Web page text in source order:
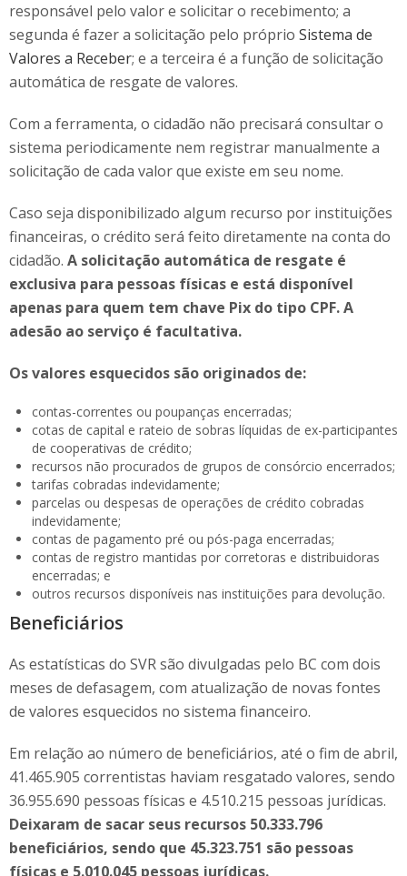
responsável pelo valor e solicitar o recebimento; a
segunda é fazer a solicitação pelo próprio Sistema de
Valores a Receber; e a terceira é a função de solicitação
automática de resgate de valores.
Com a ferramenta, o cidadão não precisará consultar o
sistema periodicamente nem registrar manualmente a
solicitação de cada valor que existe em seu nome.
Caso seja disponibilizado algum recurso por instituições
financeiras, o crédito será feito diretamente na conta do
cidadão. A solicitação automática de resgate é
exclusiva para pessoas físicas e está disponível
apenas para quem tem chave Pix do tipo CPF. A
adesão ao serviço é facultativa.
Os valores esquecidos são originados de:
contas-correntes ou poupanças encerradas;
cotas de capital e rateio de sobras líquidas de ex-participantes
de cooperativas de crédito;
recursos não procurados de grupos de consórcio encerrados;
tarifas cobradas indevidamente;
parcelas ou despesas de operações de crédito cobradas
indevidamente;
contas de pagamento pré ou pós-paga encerradas;
contas de registro mantidas por corretoras e distribuidoras
encerradas; e
outros recursos disponíveis nas instituições para devolução.
Beneficiários
As estatísticas do SVR são divulgadas pelo BC com dois
meses de defasagem, com atualização de novas fontes
de valores esquecidos no sistema financeiro.
Em relação ao número de beneficiários, até o fim de abril,
41.465.905 correntistas haviam resgatado valores, sendo
36.955.690 pessoas físicas e 4.510.215 pessoas jurídicas.
Deixaram de sacar seus recursos 50.333.796
beneficiários, sendo que 45.323.751 são pessoas
físicas e 5.010.045 pessoas jurídicas.